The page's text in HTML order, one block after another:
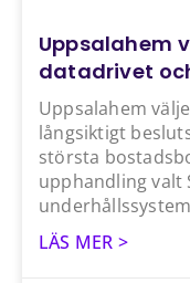
Uppsalahem
datadrivet
Uppsalahem
långsiktigt
största
upphandling valt
LÄS MER >